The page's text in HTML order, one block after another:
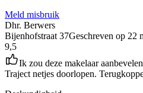
Meld misbruik
Dhr. Berwers
Bijenhofstraat 37Geschreven op 22
9,5
Ik zou deze makelaar
Traject netjes doorlopen.